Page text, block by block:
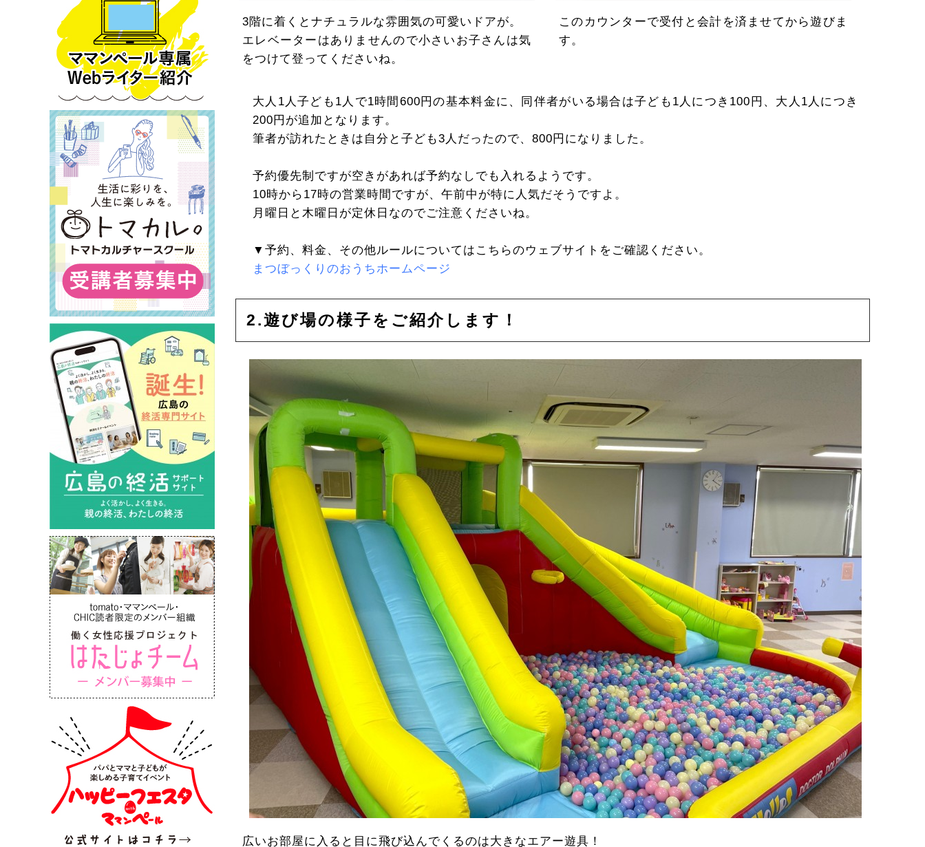
3階に着くとナチュラルな雰囲気の可愛いドアが。
エレベーターはありませんので小さいお子さんは気
をつけて登ってくださいね。
このカウンターで受付と会計を済ませてから遊びま
す。
大人1人子ども1人で1時間600円の基本料金に、同伴者がいる場合は子ども1人につき100円、大人1人につき
200円が追加となります。
筆者が訪れたときは自分と子ども3人だったので、800円になりました。
予約優先制ですが空きがあれば予約なしでも入れるようです。
10時から17時の営業時間ですが、午前中が特に人気だそうですよ。
月曜日と木曜日が定休日なのでご注意くださいね。
▼予約、料金、その他ルールについてはこちらのウェブサイトをご確認ください。
まつぼっくりのおうちホームページ
2.遊び場の様子をご紹介します！
広いお部屋に入ると目に飛び込んでくるのは大きなエアー遊具！